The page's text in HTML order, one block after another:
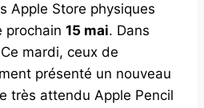
Apple Store physiques
prochain 15 mai. Dans
mardi, ceux de
présenté un nouveau
très attendu Apple Pencil